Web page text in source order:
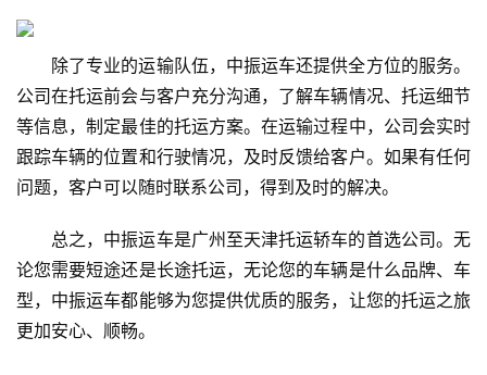
除了专业的运输队伍，中振运车还提供全方位的服务。
公司在托运前会与客户充分沟通，了解车辆情况、托运细节
等信息，制定最佳的托运方案。在运输过程中，公司会实时
跟踪车辆的位置和行驶情况，及时反馈给客户。如果有任何
问题，客户可以随时联系公司，得到及时的解决。
总之，中振运车是广州至天津托运轿车的首选公司。无
论您需要短途还是长途托运，无论您的车辆是什么品牌、车
型，中振运车都能够为您提供优质的服务，让您的托运之旅
更加安心、顺畅。